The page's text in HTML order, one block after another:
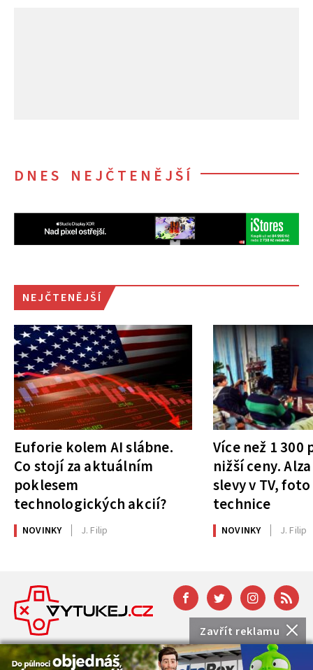
Zavřít reklamu
DNES NEJČTENĚJŠÍ
NEJČTENĚJŠÍ
Euforie kolem AI slábne.
Co stojí za aktuálním
poklesem
technologických akcií?
NOVINKY J. Filip
Více než 1
nižší ceny.
slevy v TV,
technice
NOVINKY J. Filip